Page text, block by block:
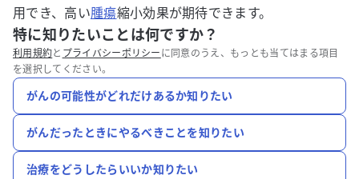
用でき、高い腫瘍縮小効果が期待できます。
特に知りたいことは何ですか？
利用規約と プライバシーポリシー に同意のうえ、もっとも当てはまる項目
を選択してください。
がんの可能性がどれだけあるか知りたい
がんだったときにやるべきことを知りたい
治療をどうしたらいいか知りたい